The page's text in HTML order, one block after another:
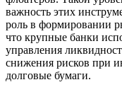
важность этих
роль в формировании
что крупные банки
управления
снижения рисков при
долговые бумаги.